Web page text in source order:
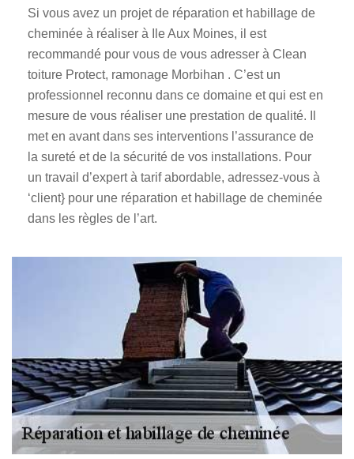
Si vous avez un projet de réparation et habillage de
cheminée à réaliser à Ile Aux Moines, il est
recommandé pour vous de vous adresser à Clean
toiture Protect, ramonage Morbihan . C’est un
professionnel reconnu dans ce domaine et qui est en
mesure de vous réaliser une prestation de qualité. Il
met en avant dans ses interventions l’assurance de
la sureté et de la sécurité de vos installations. Pour
un travail d’expert à tarif abordable, adressez-vous à
‘client} pour une réparation et habillage de cheminée
dans les règles de l’art.